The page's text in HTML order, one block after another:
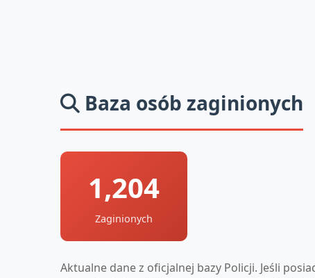
Baza osób zaginionych
1,204
Zaginionych
Aktualne dane z oficjalnej bazy Policji. Jeśli